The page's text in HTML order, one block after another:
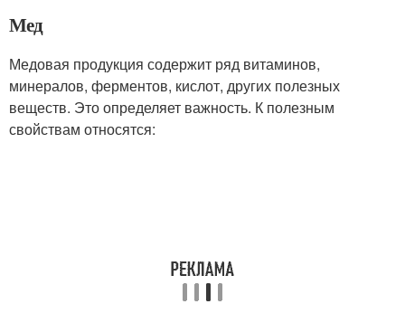
Мед
Медовая продукция содержит ряд витаминов,
минералов, ферментов, кислот, других полезных
веществ. Это определяет важность. К полезным
свойствам относятся: